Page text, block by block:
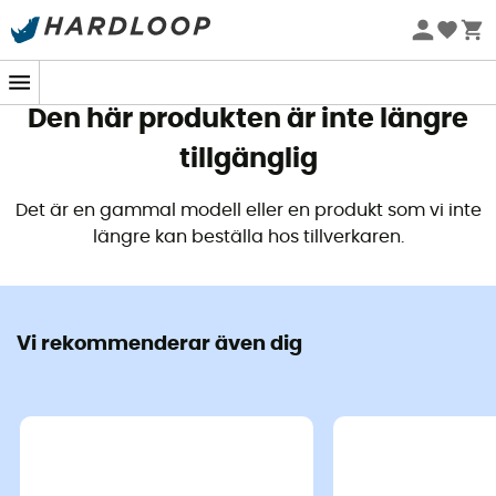
Sommarerbjudanden 🔥 -5 % EXTRA vid köp av 2 produkter*
Den här produkten är inte längre
tillgänglig
Det är en gammal modell eller en produkt som vi inte
längre kan beställa hos tillverkaren.
Vi rekommenderar även dig